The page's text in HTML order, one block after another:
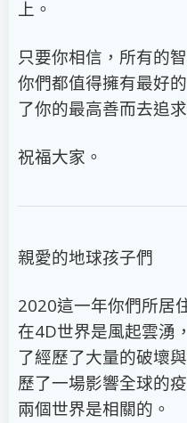
上。
只要你相信，所有的
你們都值得擁有最好
了你的最高善而去追
祝福大家。
親愛的地球孩子們
2020這一年你們所居
在4D世界是風起雲湧
了經歷了大量的破壞
歷了一場影響全球的
兩個世界是相關的。